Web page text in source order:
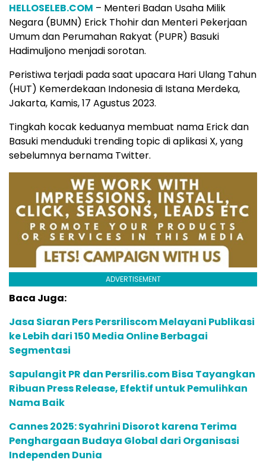
HELLOSELEB.COM – Menteri Badan Usaha Milik
Negara (BUMN) Erick Thohir dan Menteri Pekerjaan
Umum dan Perumahan Rakyat (PUPR) Basuki
Hadimuljono menjadi sorotan.
Peristiwa terjadi pada saat upacara Hari Ulang Tahun
(HUT) Kemerdekaan Indonesia di Istana Merdeka,
Jakarta, Kamis, 17 Agustus 2023.
Tingkah kocak keduanya membuat nama Erick dan
Basuki menduduki trending topic di aplikasi X, yang
sebelumnya bernama Twitter.
ADVERTISEMENT
Baca Juga:
Jasa Siaran Pers Persriliscom Melayani Publikasi
ke Lebih dari 150 Media Online Berbagai
Segmentasi
Sapulangit PR dan Persrilis.com Bisa Tayangkan
Ribuan Press Release, Efektif untuk Pemulihkan
Nama Baik
Cannes 2025: Syahrini Disorot karena Terima
Penghargaan Budaya Global dari Organisasi
Independen Dunia